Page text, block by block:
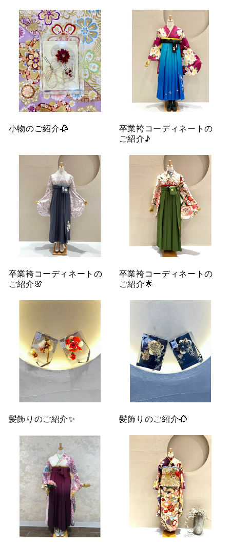
小物のご紹介🥀
卒業袴コーディネートの
ご紹介♪
卒業袴コーディネートの
ご紹介🌸
卒業袴コーディネートの
ご紹介🌟
髪飾りのご紹介✨ 髪飾りのご紹介🥀